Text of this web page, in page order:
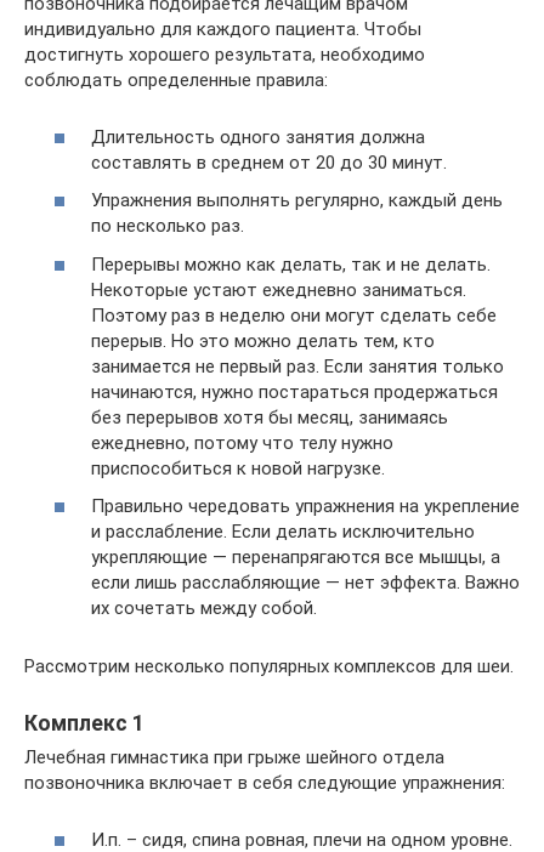
индивидуально для каждого пациента. Чтобы
достигнуть хорошего результата, необходимо
соблюдать определенные правила:
Длительность одного занятия должна
составлять в среднем от 20 до 30 минут.
Упражнения выполнять регулярно, каждый день
по несколько раз.
Перерывы можно как делать, так и не делать.
Некоторые устают ежедневно заниматься.
Поэтому раз в неделю они могут сделать себе
перерыв. Но это можно делать тем, кто
занимается не первый раз. Если занятия только
начинаются, нужно постараться продержаться
без перерывов хотя бы месяц, занимаясь
ежедневно, потому что телу нужно
приспособиться к новой нагрузке.
Правильно чередовать упражнения на укрепление
и расслабление. Если делать исключительно
укрепляющие — перенапрягаются все мышцы, а
если лишь расслабляющие — нет эффекта. Важно
их сочетать между собой.
Рассмотрим несколько популярных комплексов для шеи.
Комплекс 1
Лечебная гимнастика при грыже шейного отдела
позвоночника включает в себя следующие упражнения:
И.п. – сидя, спина ровная, плечи на одном уровне.